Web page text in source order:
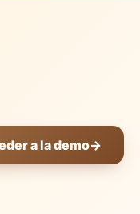
a la demo→